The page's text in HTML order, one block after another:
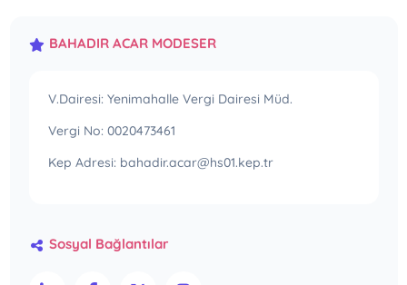
BAHADIR ACAR MODESER
V.Dairesi: Yenimahalle Vergi Dairesi Müd.
Vergi No: 0020473461
Kep Adresi: bahadir.acar@hs01.kep.tr
Sosyal Bağlantılar